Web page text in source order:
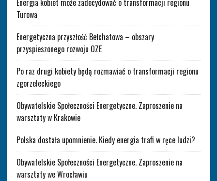
Energia kobiet może zadecydować o transformacji regionu
Turowa
Energetyczna przyszłość Bełchatowa – obszary
przyspieszonego rozwoju OZE
Po raz drugi kobiety będą rozmawiać o transformacji regionu
zgorzeleckiego
Obywatelskie Społeczności Energetyczne. Zaproszenie na
warsztaty w Krakowie
Polska dostała upomnienie. Kiedy energia trafi w ręce ludzi?
Obywatelskie Społeczności Energetyczne. Zaproszenie na
warsztaty we Wrocławiu